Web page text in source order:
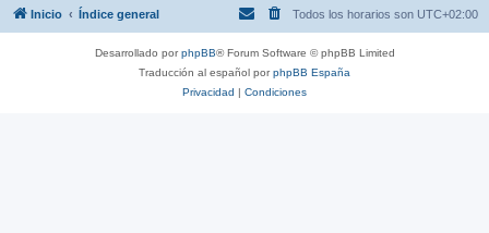
Inicio Índice general Todos los horarios son UTC+02:00
Desarrollado porphpBB® Forum Software © phpBB Limited
Traducción al español porphpBB España
Privacidad | Condiciones